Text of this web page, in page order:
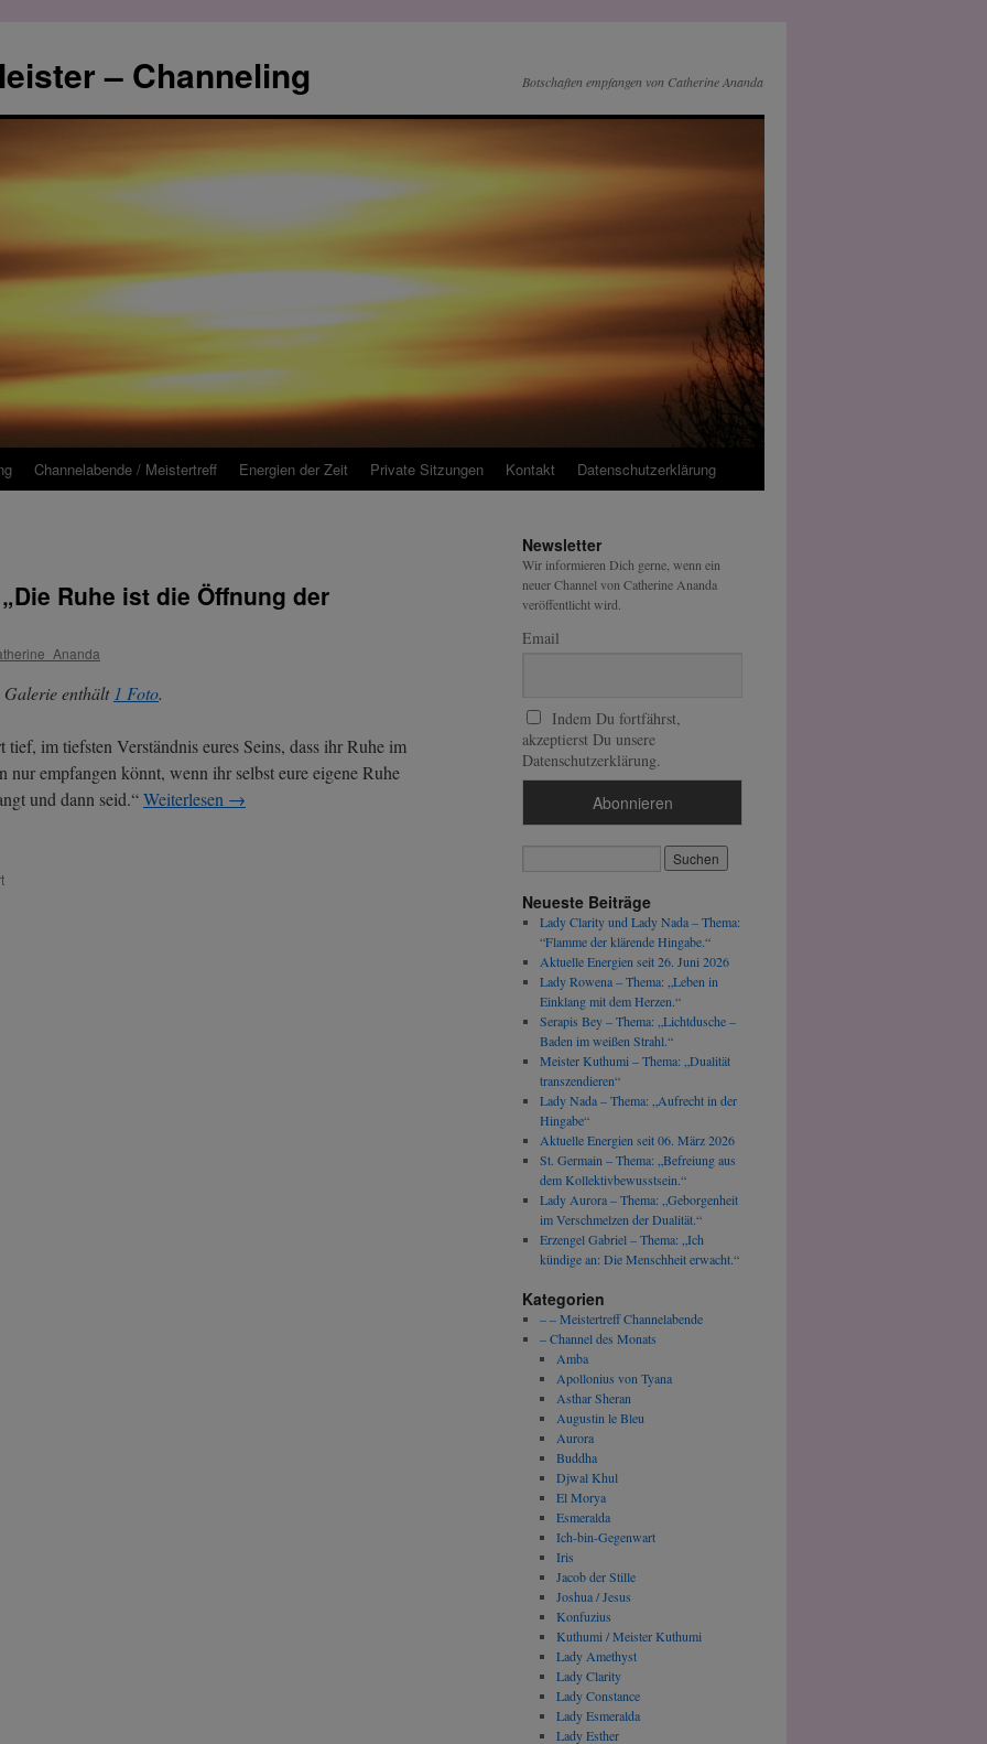
– Channeling Botschaften empfangen von Catherine Ananda
Channelabende / Meistertreff Energien der Zeit Private Sitzungen Kontakt Datenschutz­erklärung
Ruhe ist die Öffnung der
Galerie enthält 1 Foto.
tief, im tiefsten Verständnis eures Seins, dass ihr Ruhe im
nur empfangen könnt, wenn ihr selbst eure eigene Ruhe
und dann seid.“Weiterlesen →
für
Newsletter
Wir informieren Dich gerne, wenn ein
neuer Channel von Catherine Ananda
veröffentlicht wird.
Email
Indem Du fortfährst,
akzeptierst Du unsere
Datenschutzerklärung.
Neueste Beiträge
Lady Clarity und Lady Nada – Thema:
“Flamme der klärende Hingabe.“
Aktuelle Energien seit 26. Juni 2026
Lady Rowena – Thema: „Leben in
Einklang mit dem Herzen.“
Serapis Bey – Thema: „Lichtdusche –
Baden im weißen Strahl.“
Meister Kuthumi – Thema: „Dualität
transzendieren“
Lady Nada – Thema: „Aufrecht in der
Hingabe“
Aktuelle Energien seit 06. März 2026
St. Germain – Thema: „Befreiung aus
dem Kollektivbewusstsein.“
Lady Aurora – Thema: „Geborgenheit
im Verschmelzen der Dualität.“
Erzengel Gabriel – Thema: „Ich
kündige an: Die Menschheit erwacht.“
Kategorien
– – Meistertreff Channelabende
– Channel des Monats
Amba
Apollonius von Tyana
Asthar Sheran
Augustin le Bleu
Aurora
Buddha
Djwal Khul
El Morya
Esmeralda
Ich-bin-Gegenwart
Iris
Jacob der Stille
Joshua / Jesus
Konfuzius
Kuthumi / Meister Kuthumi
Lady Amethyst
Lady Clarity
Lady Constance
Lady Esmeralda
Lady Esther